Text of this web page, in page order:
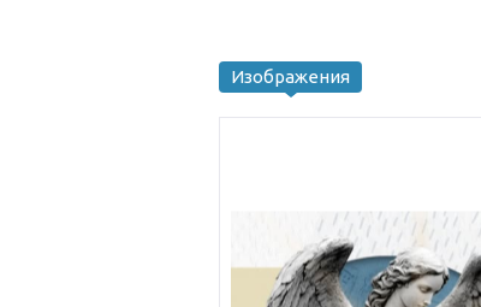
Изображения